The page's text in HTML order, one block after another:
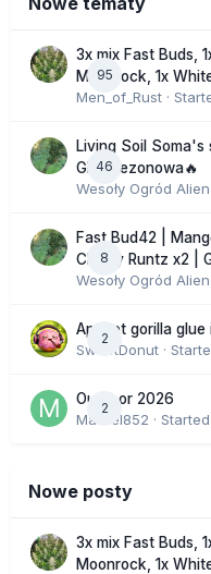
95
3x mix Fast Buds,
Moonrock, 1x
Men_of_Rust ·
46
Living Soil Soma's
GHS sezonowa🔥
Wesoły Ogród
8
Fast Bud42 |
Cherry Runtz x2 |
Wesoły Ogród
2
Apricot gorilla glue
SweetDonut ·
2
Outdoor 2026
Marcel852 · Started
Nowe posty
3x mix Fast Buds,
Moonrock, 1x